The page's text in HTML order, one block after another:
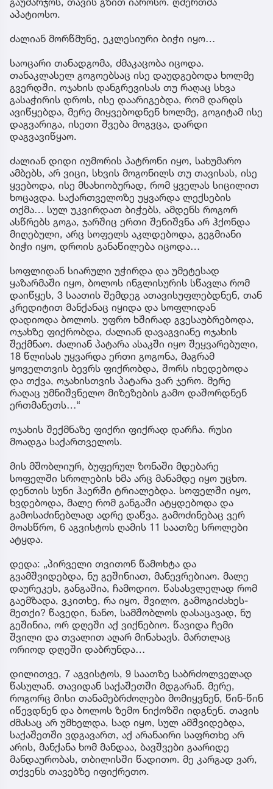
აპატიოსო.
ძალიან მორწმუნე, ეკლესიური ბიჭი იყო…
საოცარი თანადგომა, ძმაკაცობა იცოდა.
თანაკლასელ გოგოებსაც ისე დაუდგებოდა ხოლმე
გვერდში, ოჯახის დანგრევისას თუ რაღაც სხვა
გასაჭირის დროს, ისე დაარიგებდა, რომ დარდს
ავიწყებდა, მერე მიყვებოდნენ ხოლმე, გოგიტამ ისე
დაგვარიგა, ისეთი შვება მოგვცა, დარდი
დაგვავიწყაო.
ძალიან დიდი იუმორის პატრონი იყო, სახუმარო
ამბებს, არ ვიცი, სხვის მოგონილს თუ თავისას, ისე
ყვებოდა, ისე მსახიობურად, რომ ყველას სიცილით
ხოცავდა. საქართველოზე უყვარდა ლექსების
თქმა… სულ უკვირდათ ბიჭებს, ამდენს როგორ
ასწრებს გოგა, ჯარშიც ერთი შენიშვნა არ ჰქონდა
მიღებული, არც სოფელს აკლდებოდა, გეგმიანი
ბიჭი იყო, დროის განაწილება იცოდა…
სოფლიდან სიარული უჭირდა და უმეტესად
ყაზარმაში იყო, ბოლოს ინგლისურის სწავლა რომ
დაიწყეს, 3 საათის შემდეგ ათავისუფლებდნენ, თან
კრედიტით მანქანაც იყიდა და სოფლიდან
დადიოდა ბოლოს. უფრო ხშირად გვესაუბრებოდა,
ოჯახზე ფიქრობდა, ძალიან დავაგვიანე ოჯახის
შექმნაო. ძალიან პატარა ასაკში იყო შეყვარებული,
18 წლისას უყვარდა ერთი გოგონა, მაგრამ
ყოველთვის ბევრს ფიქრობდა, შორს იხედებოდა
და თქვა, ოჯახისთვის პატარა ვარ ჯერო. მერე
რაღაც უმნიშვნელო მიზეზების გამო დაშორდნენ
ერთმანეთს…“
ოჯახის შექმნაზე ფიქრი ფიქრად დარჩა. რუსი
მოადგა საქართველოს.
მის მშობლიურ, ბუფერულ ზონაში მდებარე
სოფელში სროლების ხმა არც მანამდე იყო უცხო.
დენთის სუნი ჰაერში ტრიალებდა. სოფელში იყო,
ხვდებოდა, მალე რომ განგაში ატყდებოდა და
გამოსაძინებლად ადრე დაწვა. გამოძინებაც ვერ
მოასწრო, 6 აგვისტოს ღამის 11 საათზე სროლები
ატყდა.
დედა: „პირველი თვითონ წამოხტა და
გვამშვიდებდა, ნუ გეშინიათ, მანევრებიაო. მალე
დაურეკეს, განგაშია, ჩამოდიო. წასასვლელად რომ
გაემზადა, ვკითხე, რა იყო, შვილო, გამოგიძახეს-
მეთქი? წავედი, ნანო, სამშობლოს დასაცავად, ნუ
გეშინია, ორ დღეში აქ ვიქნებიო. წავიდა ჩემი
შვილი და თვალით აღარ მინახავს. მართლაც
ორიოდ დღეში დაბრუნდა…
დილითვე, 7 აგვისტოს, 9 საათზე საბრძოლველად
წასულან. თავიდან საქაშეთში მდგარან. მერე,
როგორც მისი თანამებრძოლები მომიყვნენ, წინ-წინ
იწევდნენ და ბოლოს ზემო ნიქოზში იდგნენ. თავის
ძმასაც არ უმხელდა, სად იყო, სულ ამშვიდებდა,
საქაშეთში ვდგავართ, აქ არანაირი საფრთხე არ
არის, მანქანა ხომ მანდაა, ბავშვები გაარიდე
მანდაურობას, თბილისში წადითო. მე კარგად ვარ,
თქვენს თავებზე იფიქრეთო.